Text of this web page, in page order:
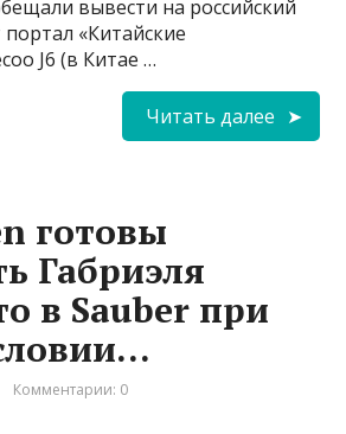
вывести на российский
«Китайские
J6 (в Китае …
Читать далее
готовы
Габриэля
в Sauber при
Комментарии: 0